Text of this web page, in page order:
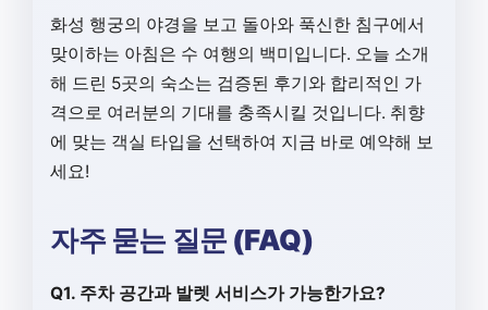
화성 행궁의 야경을 보고 돌아와 푹신한 침구에서
맞이하는 아침은 수 여행의 백미입니다. 오늘 소개
해 드린 5곳의 숙소는 검증된 후기와 합리적인 가
격으로 여러분의 기대를 충족시킬 것입니다. 취향
에 맞는 객실 타입을 선택하여 지금 바로 예약해 보
세요!
자주 묻는 질문 (FAQ)
Q1. 주차 공간과 발렛 서비스가 가능한가요?